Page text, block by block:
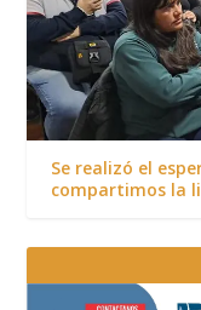
Se realizó el
compartimos la